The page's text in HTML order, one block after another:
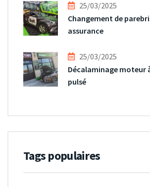
25/03/2025
Changement de
assurance
25/03/2025
Décalaminage moteur
pulsé
Tags populaires